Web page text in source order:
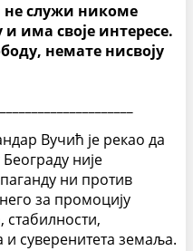
не служи никоме
има своје интересе.
немате нисвоју
Вучић је рекао да
није
ни против
за промоцију
и суверенитета земаља.